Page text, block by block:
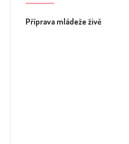
Příprava mládeže živě